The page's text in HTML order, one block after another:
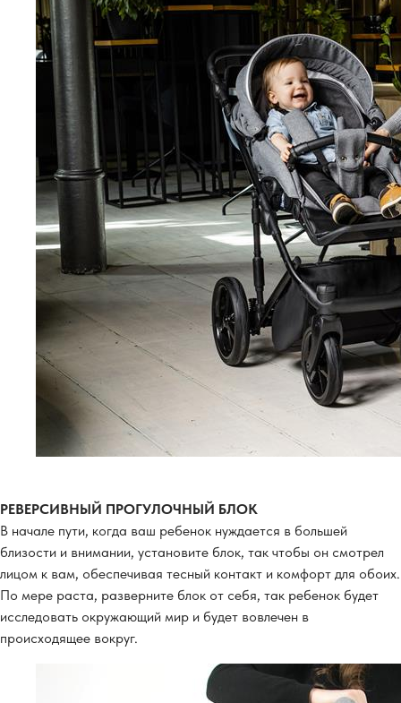
РЕВЕРСИВНЫЙ ПРОГУЛОЧНЫЙ БЛОК
В начале пути, когда ваш ребенок нуждается в большей
близости и внимании, установите блок, так чтобы он смотрел
лицом к вам, обеспечивая тесный контакт и комфорт для обоих.
По мере раста, разверните блок от себя, так ребенок будет
исследовать окружающий мир и будет вовлечен в
происходящее вокруг.